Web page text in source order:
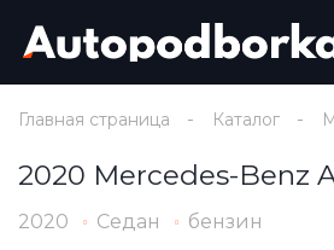
Главная страница Каталог
2020 Mercedes-Benz
2020 Седан бензин